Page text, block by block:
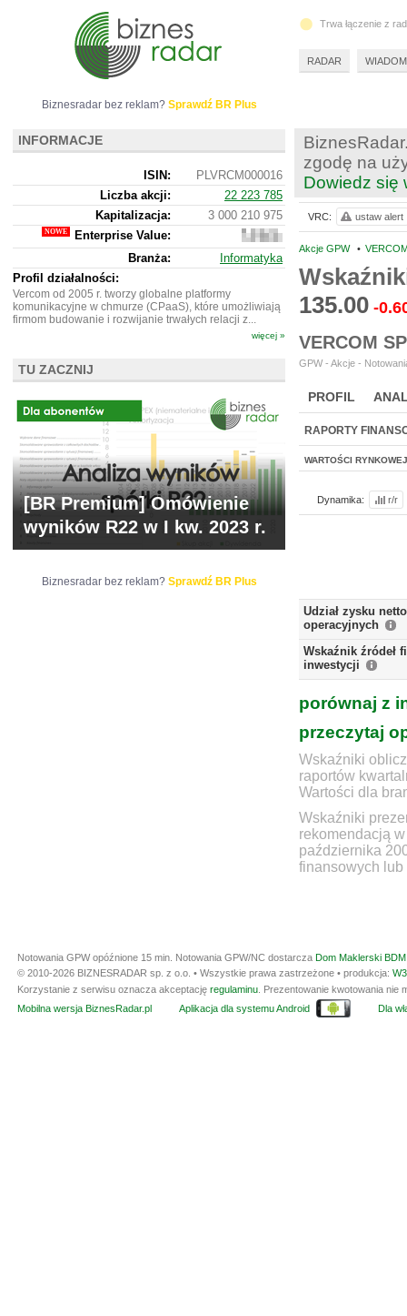
zgodę na
Dowiedz się
Akcje GPW •
135.00 -
VERCOM
GPW - Akcje -
PROFIL
WYCENA BR
RAPORTY
WARTOŚCI RYNKOWEJ
Dynamika: r/r
Udział zysku
operacyjnych
Wskaźnik źródeł
inwestycji
porównaj z
przeczytaj
Wskaźniki
raportów
Wartości dla
Wskaźniki
rekomendacją
października
finansowych lub
VRC: ustaw alert
Biznesradar bez reklam? Sprawdź BR Plus
INFORMACJE
ISIN:
PLVRCM000016
Liczba akcji:
22 223 785
Kapitalizacja:
3 000 210 975
Enterprise Value:
2
978
382
Branża:
Informatyka
Profil działalności:
Vercom od 2005 r. tworzy globalne platformy
komunikacyjne w chmurze (CPaaS), które umożliwiają
firmom budowanie i rozwijanie trwałych relacji z...
więcej »
TU ZACZNIJ
[BR Premium] Omówienie
wyników R22 w I kw. 2023 r.
Biznesradar bez reklam? Sprawdź BR Plus
Trwa łączenie z
RADAR
Notowania GPW opóźnione 15 min. Notowania GPW/NC dostarcza Dom Maklerski
© 2010-2026 BIZNESRADAR sp. z o.o. • Wszystkie prawa zastrzeżone • produkcja:
Korzystanie z serwisu oznacza akceptację regulaminu . Prezentowanie kwotowania
Mobilna wersja BiznesRadar.pl
Aplikacja dla systemu Android Dla